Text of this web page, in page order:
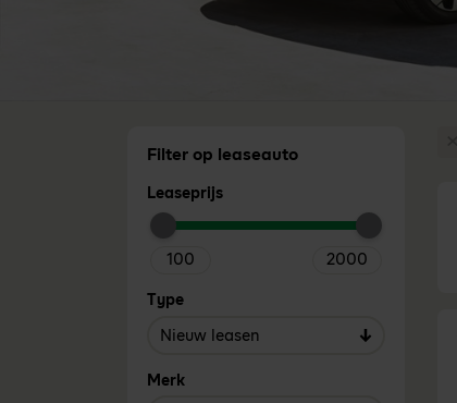
Filter op leaseauto
Leaseprijs
Type
Merk